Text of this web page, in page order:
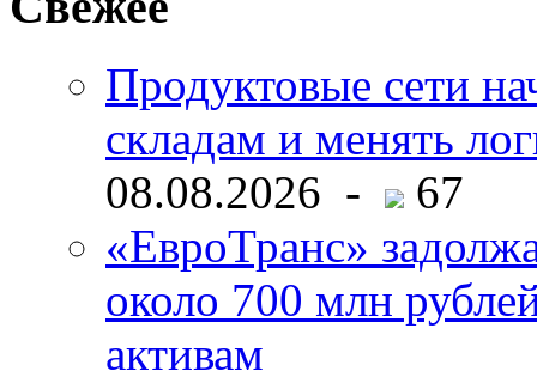
Продуктовые сети
складам и менять
08.08.2026 -
67
«ЕвроТранс»
около 700 млн
активам